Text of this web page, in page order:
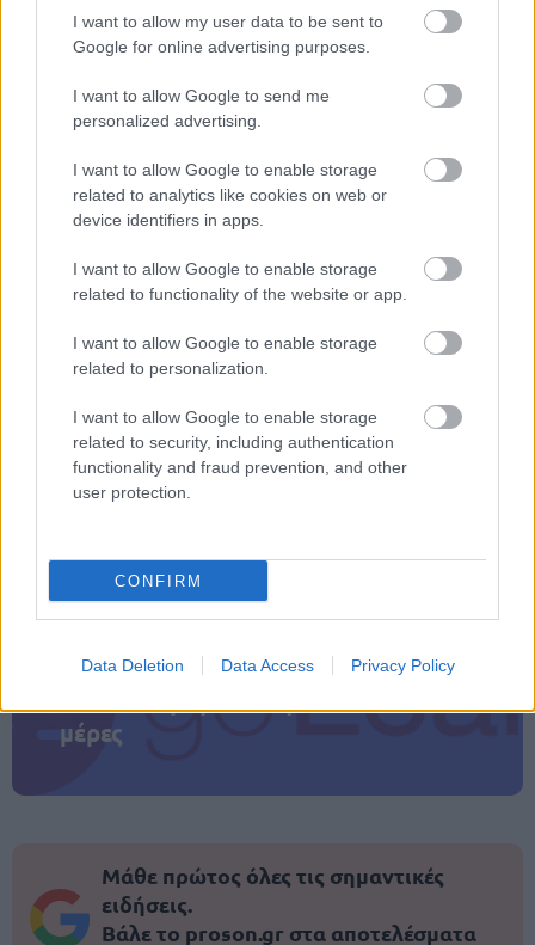
I want to allow my user data to be sent to
Google for online advertising purposes.
I want to allow Google to send me
personalized advertising.
I want to allow Google to enable storage
related to analytics like cookies on web or
device identifiers in apps.
I want to allow Google to enable storage
related to functionality of the website or app.
I want to allow Google to enable storage
related to personalization.
I want to allow Google to enable storage
related to security, including authentication
functionality and fraud prevention, and other
user protection.
CONFIRM
Data Deletion Data Access Privacy Policy
- Εξ αποστάσεως Πιστοποίηση Αγγλικών με
έξτρα Μοριοδότηση ΧΩΡΙΣ ΠΡΟΦΟΡΙΚΑ ΚΑΙ
ΕΚΘΕΣΗ
Οι παραπάνω πιστοποιήσεις του goLearn είναι οι
πιο εύκολες στην Ελλάδα - Μάλιστα η online
μόνο 2 ημέρες και αυτό τη καθιστά πρώτη σε
στο Δημόσιο!
ΑΣΕΠ: Πιστοποίηση Αγγλικών σε
μόνο 2 ημέρες στα χέρια σας
ΑΣΕΠ: Εξ αποστάσεως η πιο Εύκολη
μέρες
Μάθε πρώτος όλες τις σημαντικές
ειδήσεις.
Βάλε το proson.gr στα αποτελέσματα